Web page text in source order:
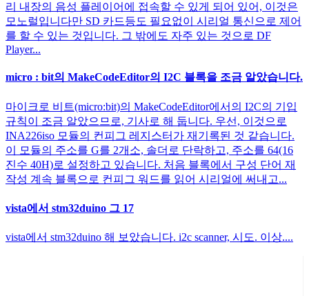
리 내장의 음성 플레이어에 접속할 수 있게 되어 있어, 이것은
모노럴입니다만 SD 카드등도 필요없이 시리얼 통신으로 제어
를 할 수 있는 것입니다. 그 밖에도 자주 있는 것으로 DF
Player...
micro : bit의 MakeCodeEditor의 I2C 블록을 조금 알았습니다.
마이크로 비트(micro:bit)의 MakeCodeEditor에서의 I2C의 기입
규칙이 조금 알았으므로, 기사로 해 둡니다. 우선, 이것으로
INA226iso 모듈의 컨피그 레지스터가 재기록된 것 같습니다.
이 모듈의 주소를 G를 2개소, 솔더로 단락하고, 주소를 64(16
진수 40H)로 설정하고 있습니다. 처음 블록에서 구성 단어 재
작성 계속 블록으로 컨피그 워드를 읽어 시리얼에 써내고...
vista에서 stm32duino 그 17
vista에서 stm32duino 해 보았습니다. i2c scanner, 시도. 이상....